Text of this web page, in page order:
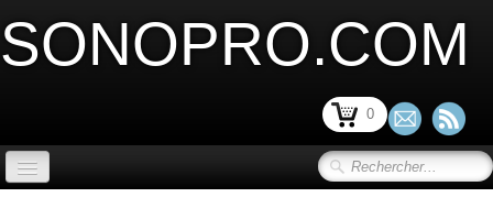
SONOPRO.COM
0